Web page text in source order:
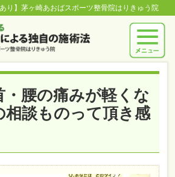
り】茅ヶ崎あおばスポーツ整骨院はりきゅう院
・腰の痛みが軽くな
相談ものって頂き感